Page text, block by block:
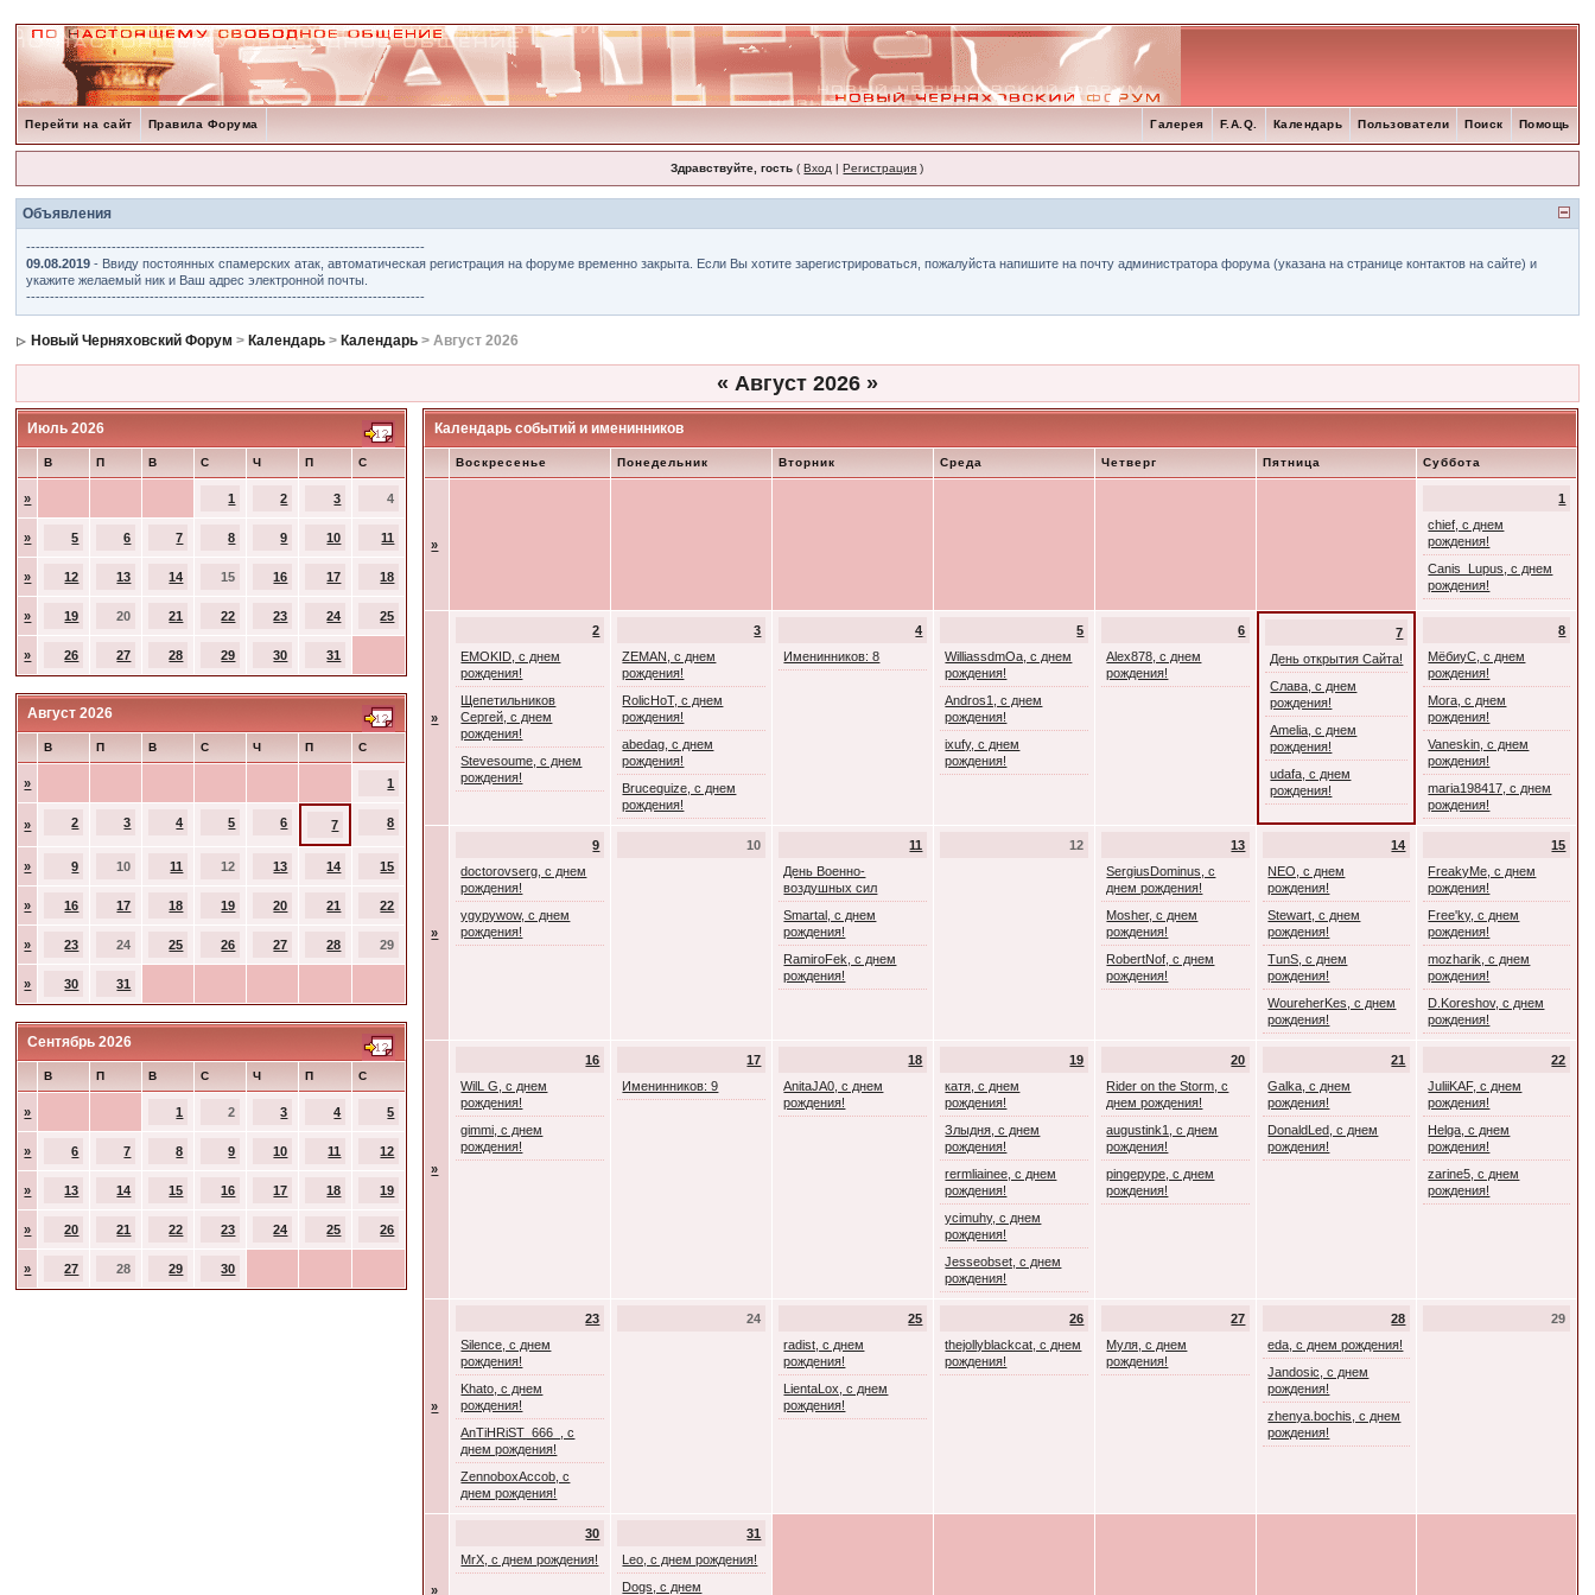
Перейти на сайт Правила Форума Помощь
Поиск
Пользователи
Календарь
F.A.Q.
Галерея
Здравствуйте, гость (Вход |Регистрация )
Объявления
------------------------------------------------------------------------------------
09.08.2019 - Ввиду постоянных спамерских атак, автоматическая регистрация на форуме временно закрыта. Если Вы хотите зарегистрироваться, пожалуйста напишите на почту администратора форума (указана на странице контактов на сайте) и
укажите желаемый ник и Ваш адрес электронной почты.
------------------------------------------------------------------------------------
Новый Черняховский Форум > Календарь > Календарь > Август 2026
« Август 2026 »
Июль 2026
В П В С Ч П С
» 1 2 3 4
» 5 6 7 8 9 10 11
» 12 13 14 15 16 17 18
» 19 20 21 22 23 24 25
» 26 27 28 29 30 31
Август 2026
В П В С Ч П С
» 1
» 2 3 4 5 6 7 8
» 9 10 11 12 13 14 15
» 16 17 18 19 20 21 22
» 23 24 25 26 27 28 29
» 30 31
Сентябрь 2026
В П В С Ч П С
» 1 2 3 4 5
» 6 7 8 9 10 11 12
» 13 14 15 16 17 18 19
» 20 21 22 23 24 25 26
» 27 28 29 30
Календарь событий и именинников
Воскресенье Понедельник Вторник Среда Четверг Пятница Суббота
»
1
chief, с днем
рождения!
Canis_Lupus, с днем
рождения!
»
2
EMOKID, с днем
рождения!
Щепетильников
Сергей, с днем
рождения!
Stevesoume, с днем
рождения!
3
ZEMAN, с днем
рождения!
RolicHoT, с днем
рождения!
abedag, с днем
рождения!
Brucequize, с днем
рождения!
4
Именинников: 8
5
WilliassdmOa, с днем
рождения!
Andros1, с днем
рождения!
ixufy, с днем
рождения!
6
Alex878, с днем
рождения!
7
День открытия Сайта!
Слава, с днем
рождения!
Amelia, с днем
рождения!
udafa, с днем
рождения!
8
МёбиуС, с днем
рождения!
Mora, с днем
рождения!
Vaneskin, с днем
рождения!
maria198417, с днем
рождения!
»
9
doctorovserg, с днем
рождения!
ygypywow, с днем
рождения!
10
11
День Военно-
воздушных сил
Smartal, с днем
рождения!
RamiroFek, с днем
рождения!
12
13
SergiusDominus, с
днем рождения!
Mosher, с днем
рождения!
RobertNof, с днем
рождения!
14
NEO, с днем
рождения!
Stewart, с днем
рождения!
TunS, с днем
рождения!
WoureherKes, с днем
рождения!
15
FreakyMe, с днем
рождения!
Free'ky, с днем
рождения!
mozharik, с днем
рождения!
D.Koreshov, с днем
рождения!
»
16
WilL G, с днем
рождения!
gimmi, с днем
рождения!
17
Именинников: 9
18
AnitaJA0, с днем
рождения!
19
катя, с днем
рождения!
Злыдня, с днем
рождения!
rermliainee, с днем
рождения!
ycimuhy, с днем
рождения!
Jesseobset, с днем
рождения!
20
Rider on the Storm, с
днем рождения!
augustink1, с днем
рождения!
pingepype, с днем
рождения!
21
Galka, с днем
рождения!
DonaldLed, с днем
рождения!
22
JuliiKAF, с днем
рождения!
Helga, с днем
рождения!
zarine5, с днем
рождения!
»
23
Silence, с днем
рождения!
Khato, с днем
рождения!
AnTiHRiST_666_, с
днем рождения!
ZennoboxAccob, с
днем рождения!
24
25
radist, с днем
рождения!
LientaLox, с днем
рождения!
26
thejollyblackcat, с днем
рождения!
27
Муля, с днем
рождения!
28
eda, с днем рождения!
Jandosic, с днем
рождения!
zhenya.bochis, с днем
рождения!
29
»
30
MrX, с днем рождения!
31
Leo, с днем рождения!
Dogs, с днем